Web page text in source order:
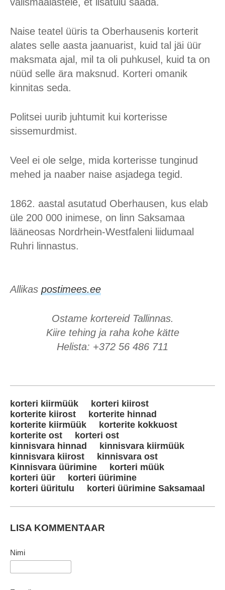
Naise teatel üüris ta Oberhausenis korterit
alates selle aasta jaanuarist, kuid tal jäi üür
maksmata ajal, mil ta oli puhkusel, kuid ta on
nüüd selle ära maksnud. Korteri omanik
kinnitas seda.
Politsei uurib juhtumit kui korterisse
sissemurdmist.
Veel ei ole selge, mida korterisse tunginud
mehed ja naaber naise asjadega tegid.
1862. aastal asutatud Oberhausen, kus elab
üle 200 000 inimese, on linn Saksamaa
lääneosas Nordrhein-Westfaleni liidumaal
Ruhri linnastus.
Allikas postimees.ee
Ostame kortereid Tallinnas.
Kiire tehing ja raha kohe kätte
Helista: +372 56 486 711
korteri kiirmüük
korteri kiirost
korterite kiirost
korterite hinnad
korterite kiirmüük
korterite kokkuost
korterite ost
korteri ost
kinnisvara hinnad
kinnisvara kiirmüük
kinnisvara kiirost
kinnisvara ost
Kinnisvara üürimine
korteri müük
korteri üür
korteri üürimine
korteri üüritulu
korteri üürimine Saksamaal
LISA KOMMENTAAR
Nimi